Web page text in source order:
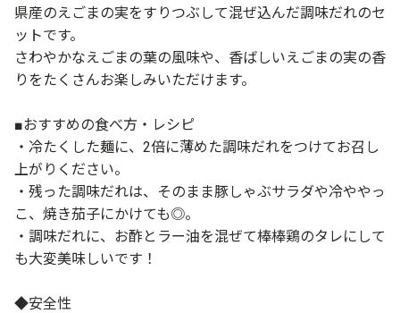
県産のえごまの実をすりつぶして混ぜ込んだ調味だれのセ
ットです。
さわやかなえごまの葉の風味や、香ばしいえごまの実の香
りをたくさんお楽しみいただけます。
■おすすめの食べ方・レシピ
・冷たくした麺に、2倍に薄めた調味だれをつけてお召し
上がりください。
・残った調味だれは、そのまま豚しゃぶサラダや冷ややっ
こ、焼き茄子にかけても◎。
・調味だれに、お酢とラー油を混ぜて棒棒鶏のタレにして
も大変美味しいです！
◆安全性